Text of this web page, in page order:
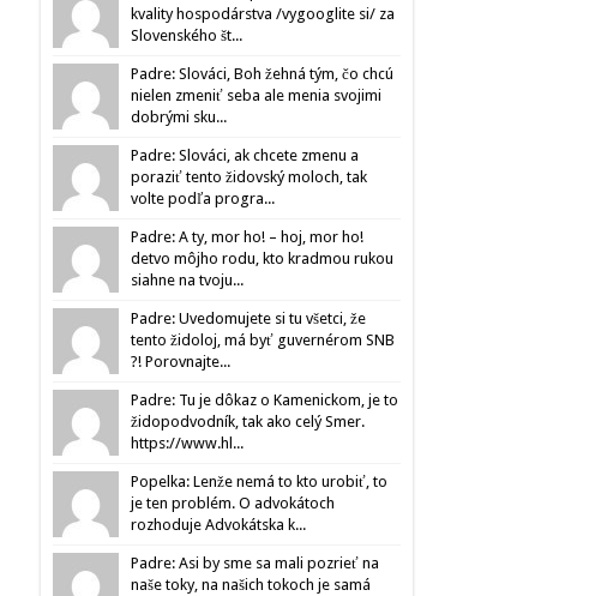
kvality hospodárstva /vygooglite si/ za
Slovenského št...
Padre: Slováci, Boh žehná tým, čo chcú
nielen zmeniť seba ale menia svojimi
dobrými sku...
Padre: Slováci, ak chcete zmenu a
poraziť tento židovský moloch, tak
volte podľa progra...
Padre: A ty, mor ho! – hoj, mor ho!
detvo môjho rodu, kto kradmou rukou
siahne na tvoju...
Padre: Uvedomujete si tu všetci, že
tento židoloj, má byť guvernérom SNB
?! Porovnajte...
Padre: Tu je dôkaz o Kamenickom, je to
židopodvodník, tak ako celý Smer.
https://www.hl...
Popelka: Lenže nemá to kto urobiť, to
je ten problém. O advokátoch
rozhoduje Advokátska k...
Padre: Asi by sme sa mali pozrieť na
naše toky, na našich tokoch je samá